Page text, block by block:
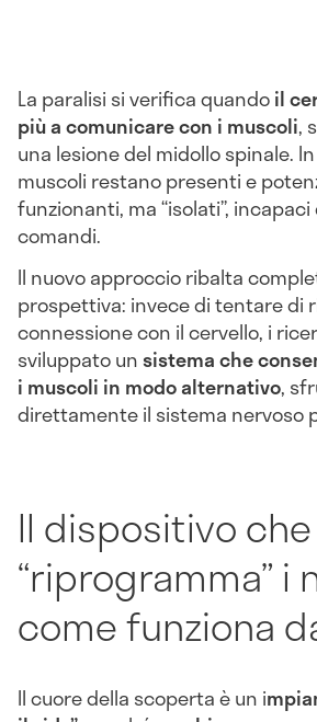
La paralisi si verifica quandoil
più a comunicare con i muscoli,
una lesione del midollo spinale.
muscoli restano presenti e
funzionanti, ma “isolati”,
comandi.
Il nuovo approccio ribalta
prospettiva: invece di tentare di
connessione con il cervello, i
sviluppato unsistema che
i muscoli in modo alternativo,
direttamente il sistema nervoso
Il dispositivo che
“riprogramma” i
come funziona
Il cuore della scoperta è un i